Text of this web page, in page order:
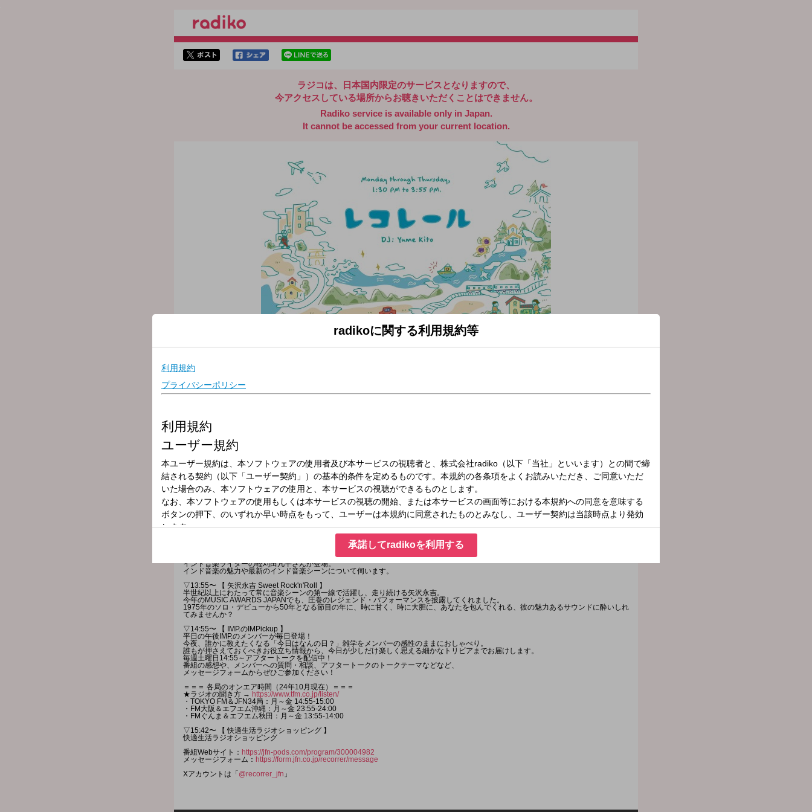
ラジコは、日本国内限定のサービスとなりますので、
今アクセスしている場所からお聴きいただくことはできません。
Radiko service is available only in Japan.
It cannot be accessed from your current location.
放送時間
「レコレール」とは、スペイン語で、「寄り道をして歩く」「巡る」 「旅をする」という意味。
巡った道の数だけ物語が生まれ、 廻った分だけ世界は少し深くなる。
聴くほどに知り、知るほどに寄り道が楽しくなる、レコレール。
毎日アップデートされる”世の中の今と小さな変化“を鬼頭由芽が
やさしく、 分かりやすく音楽にのせてお届けしていきます。
７月７日（火）の「レコレール・ミーツ」は「スマートグラス」をアップデート。
コンピューティング機能を持つメガネ型デバイス「スマートグラス」について、
三菱総合研究所：ビジネスコンサルティング本部の森台さんにその使い勝手について伺います。
あなたが思う「メガネについていたらいいな〜と思う機能は？」についてもメッセージ大募集！
３時台のゲストは新著「新しいインド音楽の世界 混沌と刺激のサウンドを求めて」を発表したばかりの
インド音楽ライターの軽刈田凡平さんが登場。
インド音楽の魅力や最新のインド音楽シーンについて伺います。
▽13:55〜 【 矢沢永吉 Sweet Rock'n'Roll 】
半世紀以上にわたって常に音楽シーンの第一線で活躍し、走り続ける矢沢永吉。
今年のMUSIC AWARDS JAPANでも、圧巻のレジェンド・パフォーマンスを披露してくれました。
1975年のソロ・デビューから50年となる節目の年に、時に甘く、時に大胆に、あなたを包んでくれる、彼の魅力あるサウンドに酔いしれ
てみませんか？
▽14:55〜 【 IMP.のIMPickup 】
平日の午後IMP.のメンバーが毎日登場！
今夜、誰かに教えたくなる「今日はなんの日？」雑学をメンバーの感性のままにおしゃべり。
誰もが押さえておくべきお役立ち情報から、今日が少しだけ楽しく思える細かなトリビアまでお届けします。
毎週土曜日14:55～アフタートークを配信中！
番組の感想や、メンバーへの質問・相談、アフタートークのトークテーマなどなど、
メッセージフォームからぜひご参加ください！
＝＝＝ 各局のオンエア時間（24年10月現在）＝＝＝
★ラジオの聞き方 → https://www.tfm.co.jp/listen/
・TOKYO FM＆JFN34局：月～金 14:55-15:00
・FM大阪＆エフエム沖縄：月～金 23:55-24:00
・FMぐんま＆エフエム秋田：月～金 13:55-14:00
▽15:42〜 【 快適生活ラジオショッピング 】
快適生活ラジオショッピング
番組Webサイト： https://jfn-pods.com/program/300004982
メッセージフォーム： https://form.jfn.co.jp/recorrer/message
Xアカウントは「 @recorrer_jfn 」
radikoに関する利用規約等
承諾してradikoを利用する